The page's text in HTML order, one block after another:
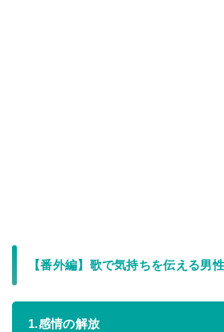
【番外編】歌で気持ちを伝える男
1.感情の解放